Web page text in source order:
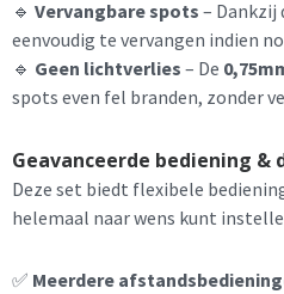
🔹 Vervangbare spots – Dankzij
eenvoudig te vervangen indien
🔹 Geen lichtverlies – De
spots even fel branden, zonder
Geavanceerde bediening &
Deze set biedt flexibele
helemaal naar wens kunt
✅ Meerdere